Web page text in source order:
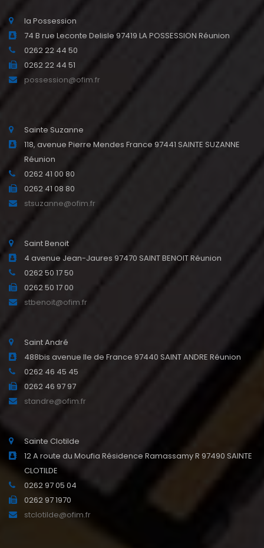
la Possession
74 B rue Leconte Delisle 97419 LA POSSESSION Réunion
0262 22 44 50
0262 22 44 51
possession@ofim.fr
Sainte Suzanne
118, avenue Pierre Mendes France 97441 SAINTE SUZANNE
Réunion
0262 41 00 80
0262 41 08 80
stsuzanne@ofim.fr
Saint Benoit
4 avenue Jean-Jaures 97470 SAINT BENOIT Réunion
0262 50 17 50
0262 50 17 00
stbenoit@ofim.fr
Saint André
488bis avenue Ile de France 97440 SAINT ANDRE Réunion
0262 46 45 45
0262 46 97 97
standre@ofim.fr
Sainte Clotilde
12 A route du Moufia Résidence Ramassamy R 97490 SAINTE
CLOTILDE
0262 97 05 04
0262 97 1970
stclotilde@ofim.fr